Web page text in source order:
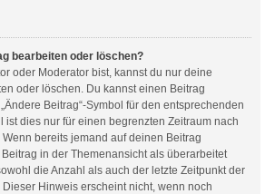
bearbeiten oder löschen?
oder Moderator bist, kannst du nur deine
oder löschen. Du kannst einen Beitrag
Beitrag“-Symbol für den entsprechenden
ist dies nur für einen begrenzten Zeitraum nach
bereits jemand auf deinen Beitrag
in der Themenansicht als überarbeitet
die Anzahl als auch der letzte Zeitpunkt der
Hinweis erscheint nicht, wenn noch